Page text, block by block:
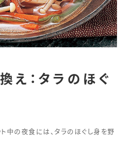
え：タラのほぐ
中の夜食には、タラのほぐし身を野